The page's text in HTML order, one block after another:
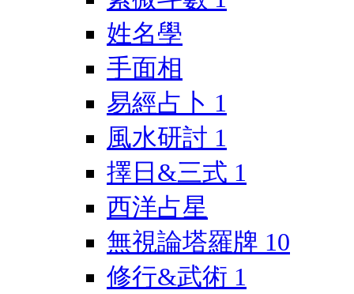
姓名學
手面相
易經占卜 1
風水研討 1
擇日&三式 1
西洋占星
無視論塔羅牌 10
修行&武術 1